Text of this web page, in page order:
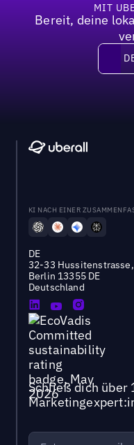
MIT
Bereit, deine
KI NACH EINER
DE
32-33 Hussitenstrasse,
Berlin 13355 DE
Deutschland
Schließ dich über